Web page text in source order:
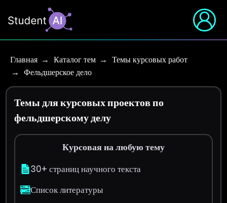
Главная Каталог тем
Темы курсовых работ
Фельдшерское дело
Темы для курсовых проектов по
фельдшерскому делу
Курсовая на любую тему
30+ страниц научного текста
Список литературы